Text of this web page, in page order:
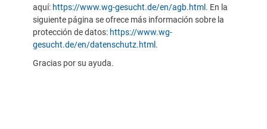
aquí: https://www.wg-gesucht.de/en/agb.html . En la
siguiente página se ofrece más información sobre la
protección de datos: https://www.wg-
gesucht.de/en/datenschutz.html .
Gracias por su ayuda.